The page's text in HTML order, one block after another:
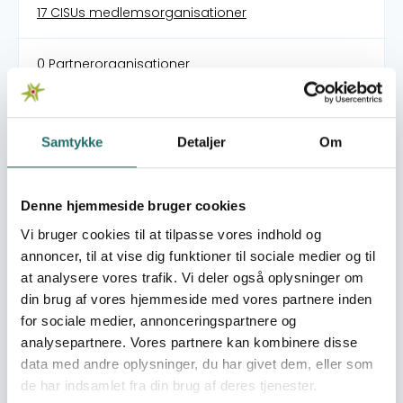
Samtykke Detaljer Om
Denne hjemmeside bruger cookies
Vi bruger cookies til at tilpasse vores indhold og
annoncer, til at vise dig funktioner til sociale medier og til
at analysere vores trafik. Vi deler også oplysninger om
din brug af vores hjemmeside med vores partnere inden
for sociale medier, annonceringspartnere og
analysepartnere. Vores partnere kan kombinere disse
data med andre oplysninger, du har givet dem, eller som
de har indsamlet fra din brug af deres tjenester.
17 CISUs medlemsorganisationer
0 Partnerorganisationer
FN's Verdensmål:
Mål 1: Afskaf fattigdom
2 Projekter
Mål 2: Stop sult
Kvalitetsuddannelse
1 Projekter
Mål 5: Ligestilling mellem
kønnene
2 Projekter
Mål 10: Mindre ulighed
1 Projekter